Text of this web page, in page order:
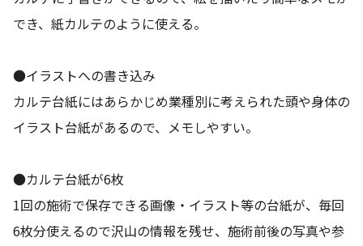
でき、紙カルテのように使える。
●イラストへの書き込み
カルテ台紙にはあらかじめ業種別に考えられた頭や身体の
イラスト台紙があるので、メモしやすい。
●カルテ台紙が6枚
1回の施術で保存できる画像・イラスト等の台紙が、毎回
6枚分使えるので沢山の情報を残せ、施術前後の写真や参